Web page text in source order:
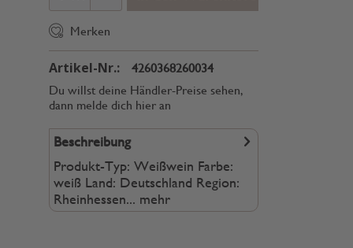
Merken
Artikel-Nr.:
4260368260034
Du willst deine Händler-Preise sehen,
dann melde dich hier an
Beschreibung
Produkt-Typ: Weißwein Farbe:
weiß Land: Deutschland Region:
Rheinhessen... mehr